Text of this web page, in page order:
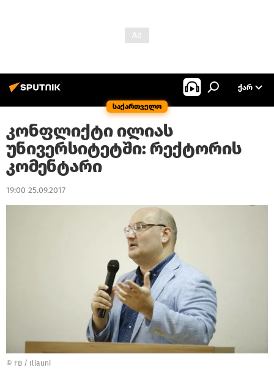
საქართველო
ᲥᲐᲠ
კონფლიქტი ილიას
უნივერსიტეტში: რექტორის
კომენტარი
19:00 25.09.2017
© FB / Iliauni